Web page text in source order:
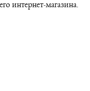
интернет-магазина.